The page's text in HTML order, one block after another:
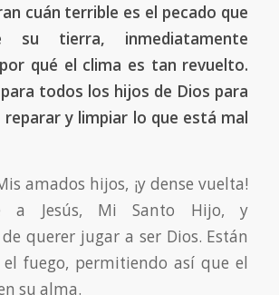
cuán terrible es el pecado que
su tierra, inmediatamente
qué el clima es tan revuelto.
todos los hijos de Dios para
y limpiar lo que está mal
amados hijos, ¡y dense vuelta!
a Jesús, Mi Santo Hijo, y
querer jugar a ser Dios. Están
fuego, permitiendo así que el
su alma.